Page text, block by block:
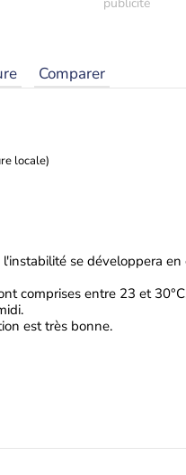
Comparer
locale)
se développera en
comprises entre 23 et
est très bonne.